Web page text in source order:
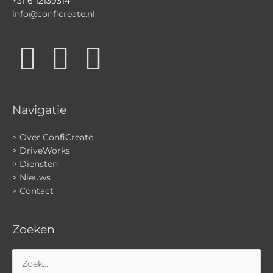
info@conficreate.nl
f
Navigatie
> Over ConfiCreate
> DriveWorks
> Diensten
> Nieuws
> Contact
Zoeken
Zoek